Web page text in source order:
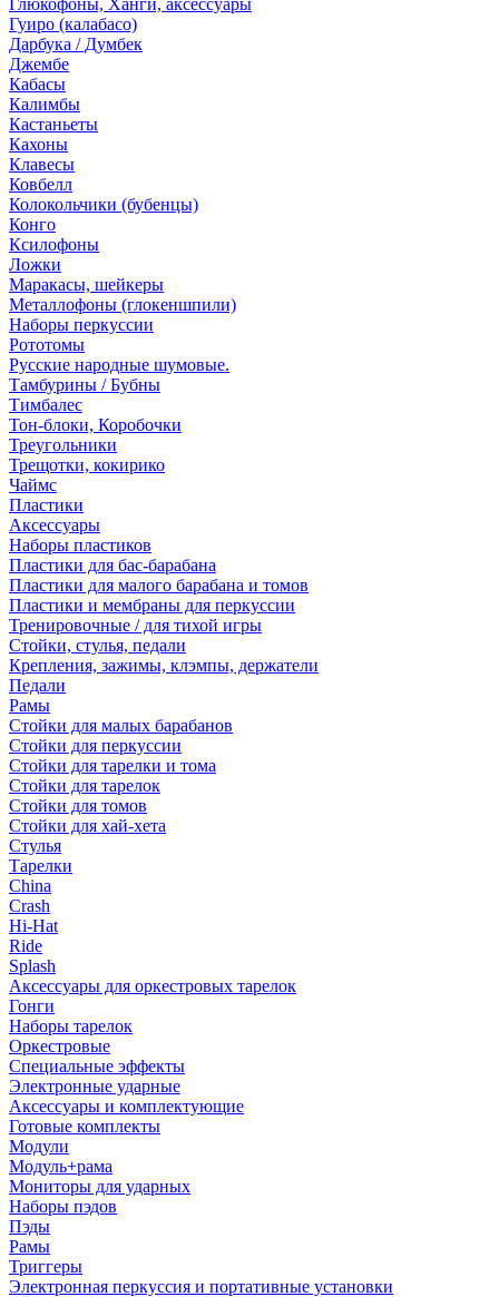
Глюкофоны, Ханги, аксессуары
Гуиро (калабасо)
Дарбука / Думбек
Джембе
Кабасы
Калимбы
Кастаньеты
Кахоны
Клавесы
Ковбелл
Колокольчики (бубенцы)
Конго
Ксилофоны
Ложки
Маракасы, шейкеры
Металлофоны (глокеншпили)
Наборы перкуссии
Рототомы
Русские народные шумовые.
Тамбурины / Бубны
Тимбалес
Тон-блоки, Коробочки
Треугольники
Трещотки, кокирико
Чаймс
Пластики
Аксессуары
Наборы пластиков
Пластики для бас-барабана
Пластики для малого барабана и томов
Пластики и мембраны для перкуссии
Тренировочные / для тихой игры
Стойки, стулья, педали
Крепления, зажимы, клэмпы, держатели
Педали
Рамы
Стойки для малых барабанов
Стойки для перкуссии
Стойки для тарелки и тома
Стойки для тарелок
Стойки для томов
Стойки для хай-хета
Стулья
Тарелки
China
Crash
Hi-Hat
Ride
Splash
Аксессуары для оркестровых тарелок
Гонги
Наборы тарелок
Оркестровые
Специальные эффекты
Электронные ударные
Аксессуары и комплектующие
Готовые комплекты
Модули
Модуль+рама
Мониторы для ударных
Наборы пэдов
Пэды
Рамы
Триггеры
Электронная перкуссия и портативные установки